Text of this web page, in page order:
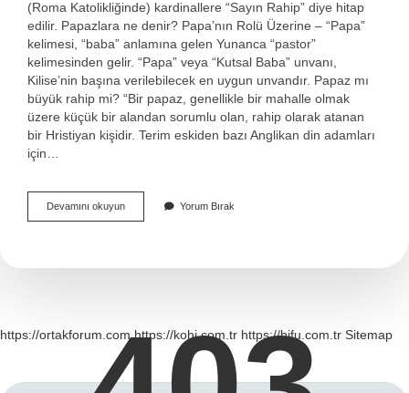
(Roma Katolikliğinde) kardinallere “Sayın Rahip” diye hitap
edilir. Papazlara ne denir? Papa’nın Rolü Üzerine – “Papa”
kelimesi, “baba” anlamına gelen Yunanca “pastor”
kelimesinden gelir. “Papa” veya “Kutsal Baba” unvanı,
Kilise’nin başına verilebilecek en uygun unvandır. Papaz mı
büyük rahip mi? “Bir papaz, genellikle bir mahalle olmak
üzere küçük bir alandan sorumlu olan, rahip olarak atanan
bir Hristiyan kişidir. Terim eskiden bazı Anglikan din adamları
için…
Devamını okuyunPapaza
Ne
Yorum Bırak
https://ortakforum.com https://kohi.com.tr https://hifu.com.tr Sitemap